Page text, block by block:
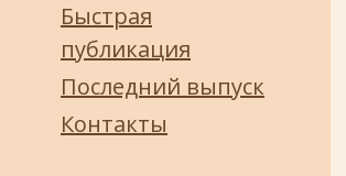
Быстрая
публикация
Последний выпуск
Контакты